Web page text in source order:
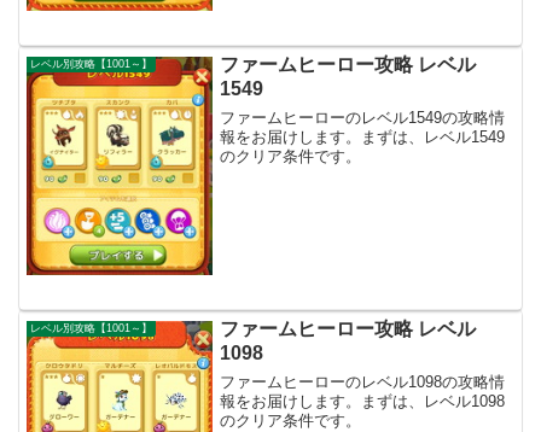
レベル別攻略【1001～】
ファームヒーロー攻略 レベル
1549
ファームヒーローのレベル1549の攻略情
報をお届けします。まずは、レベル1549
のクリア条件です。
レベル別攻略【1001～】
ファームヒーロー攻略 レベル
1098
ファームヒーローのレベル1098の攻略情
報をお届けします。まずは、レベル1098
のクリア条件です。